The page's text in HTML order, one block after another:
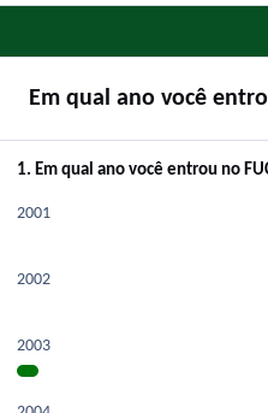
Em qual ano você
1. Em qual ano você entrou no
2001
2002
2003